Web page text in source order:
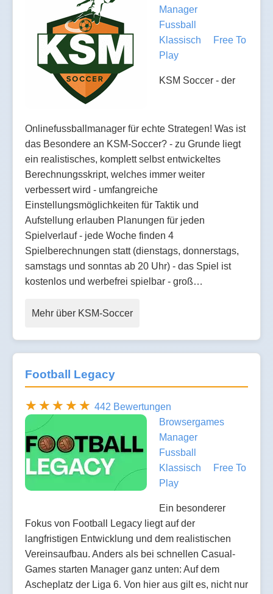
Manager
Fussball
Klassisch
Free To
Play
KSM Soccer - der
Onlinefussballmanager für echte Strategen! Was ist
das Besondere an KSM-Soccer? - zu Grunde liegt
ein realistisches, komplett selbst entwickeltes
Berechnungsskript, welches immer weiter
verbessert wird - umfangreiche
Einstellungsmöglichkeiten für Taktik und
Aufstellung erlauben Planungen für jeden
Spielverlauf - jede Woche finden 4
Spielberechnungen statt (dienstags, donnerstags,
samstags und sonntas ab 20 Uhr) - das Spiel ist
kostenlos und werbefrei spielbar - groß…
Mehr über KSM-Soccer
Football Legacy
442 Bewertungen
Browsergames
Manager
Fussball
Klassisch
Free To
Play
Ein besonderer
Fokus von Football Legacy liegt auf der
langfristigen Entwicklung und dem realistischen
Vereinsaufbau. Anders als bei schnellen Casual-
Games starten Manager ganz unten: Auf dem
Ascheplatz der Liga 6. Von hier aus gilt es, nicht nur